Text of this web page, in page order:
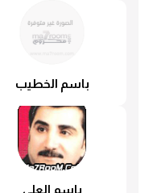
باسم الخطيب
باسم العلي